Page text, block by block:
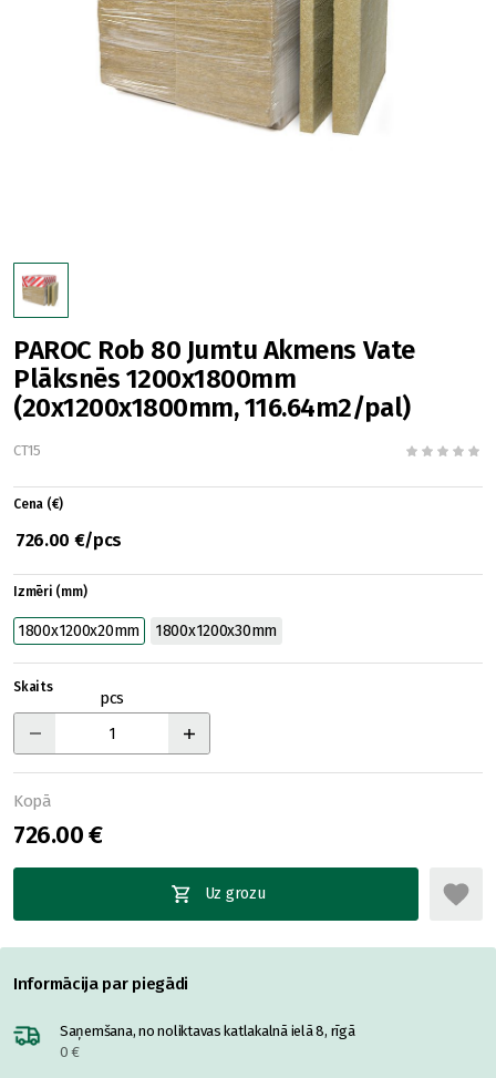
PAROC Rob 80 Jumtu Akmens Vate
Plāksnēs 1200x1800mm
(20x1200x1800mm, 116.64m2/pal)
CT15
Cena (€)
726.00 €/pcs
Izmēri (mm)
1800x1200x20mm 1800x1200x30mm
Skaits
pcs
Kopā
726.00 €
Uz grozu
Informācija par piegādi
Saņemšana, no noliktavas katlakalnā ielā 8, rīgā
0 €